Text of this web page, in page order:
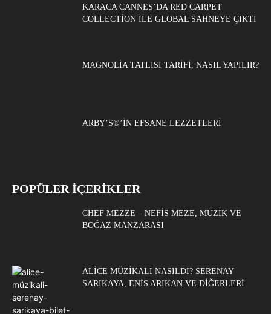
KARACA CANNES’DA RED CARPET
COLLECTION ILE GLOBAL SAHNEYE ÇIKTI
MAGNOLIA TATLISI TARIFI, NASIL YAPILIR?
ARBY’S®’IN EFSANE LEZZETLERI
POPÜLER İÇERİKLER
CHEF MEZZE – NEFIS MEZE, MÜZIK VE
BOĞAZ MANZARASI
ALICE MÜZIKALI NASILDI? SERENAY
SARIKAYA, ENIS ARIKAN VE DIĞERLERI